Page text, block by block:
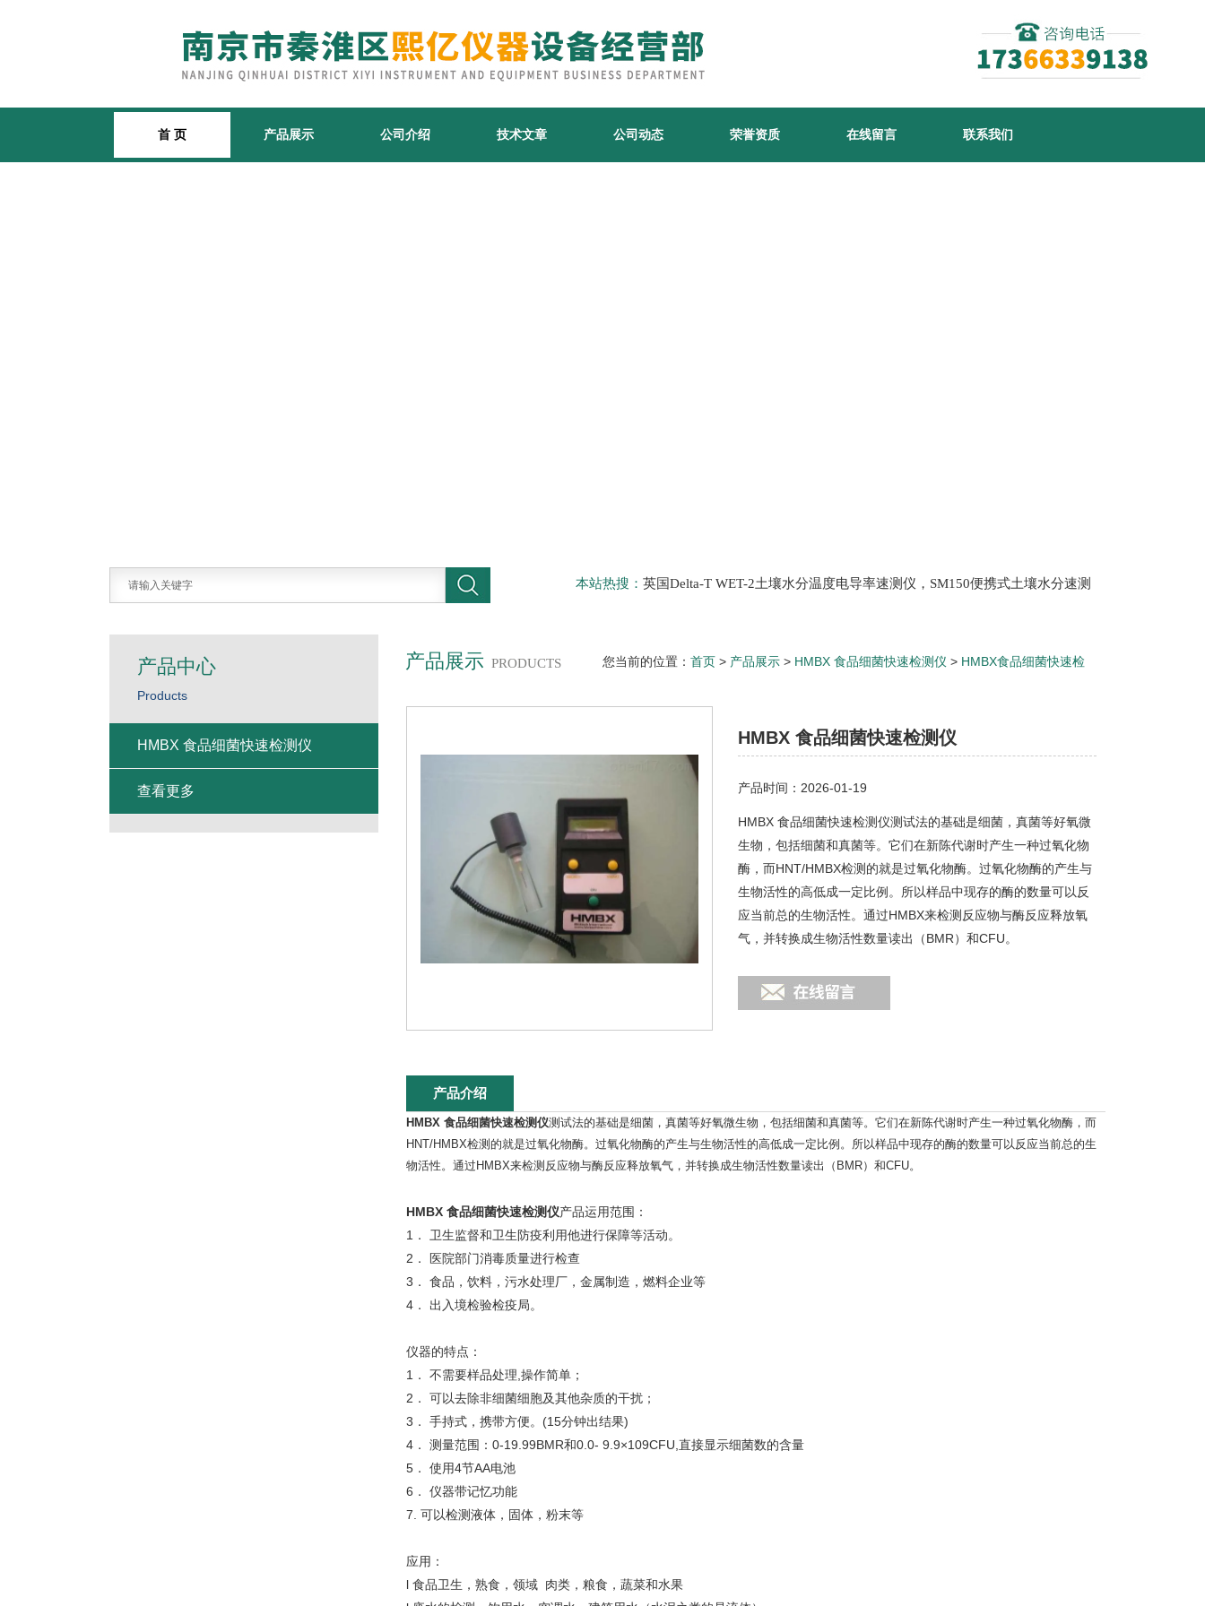
首 页 产品展示 公司介绍 技术文章 公司动态 荣誉资质 在线留言 联系我们
本站热搜： 英国Delta-T WET-2土壤水分温度电导率速测仪，SM150便携式土壤水分速测
产品展示 PRODUCTS 您当前的位置： 首页 > 产品展示 > HMBX 食品细菌快速检测仪 > HMBX食品细菌快速检
HMBX 食品细菌快速检测仪
产品时间：2026-01-19
HMBX 食品细菌快速检测仪测试法的基础是细菌，真菌等好氧微
生物，包括细菌和真菌等。它们在新陈代谢时产生一种过氧化物
酶，而HNT/HMBX检测的就是过氧化物酶。过氧化物酶的产生与
生物活性的高低成一定比例。所以样品中现存的酶的数量可以反
应当前总的生物活性。通过HMBX来检测反应物与酶反应释放氧
气，并转换成生物活性数量读出（BMR）和CFU。
产品介绍
HMBX 食品细菌快速检测仪测试法的基础是细菌，真菌等好氧微生物，包括细菌和真菌等。它们在新陈代谢时产生一种过氧化物酶，而
HNT/HMBX检测的就是过氧化物酶。过氧化物酶的产生与生物活性的高低成一定比例。所以样品中现存的酶的数量可以反应当前总的生
物活性。通过HMBX来检测反应物与酶反应释放氧气，并转换成生物活性数量读出（BMR）和CFU。
HMBX 食品细菌快速检测仪产品运用范围：
1． 卫生监督和卫生防疫利用他进行保障等活动。
2． 医院部门消毒质量进行检查
3． 食品，饮料，污水处理厂，金属制造，燃料企业等
4． 出入境检验检疫局。
仪器的特点：
1． 不需要样品处理,操作简单；
2． 可以去除非细菌细胞及其他杂质的干扰；
3． 手持式，携带方便。(15分钟出结果)
4． 测量范围：0-19.99BMR和0.0- 9.9×109CFU,直接显示细菌数的含量
5． 使用4节AA电池
6． 仪器带记忆功能
7. 可以检测液体，固体，粉末等
应用：
l 食品卫生，熟食，领域 肉类，粮食，蔬菜和水果
产品中心
Products
HMBX 食品细菌快速检测仪
查看更多